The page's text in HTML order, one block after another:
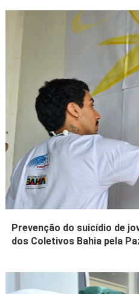
Prevenção do suicídio de
dos Coletivos Bahia pela